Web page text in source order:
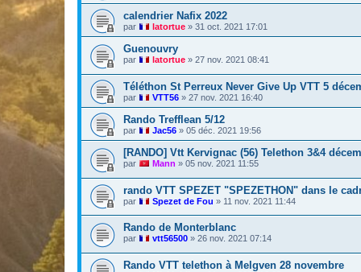
calendrier Nafix 2022
par latortue » 31 oct. 2021 17:01
Guenouvry
par latortue » 27 nov. 2021 08:41
Téléthon St Perreux Never Give Up VTT 5
par VTT56 » 27 nov. 2021 16:40
Rando Trefflean 5/12
par Jac56 » 05 déc. 2021 19:56
[RANDO] Vtt Kervignac (56) Telethon 3&4
par Mann » 05 nov. 2021 11:55
rando VTT SPEZET "SPEZETHON" dans le
par Spezet de Fou » 11 nov. 2021 11:44
Rando de Monterblanc
par vtt56500 » 26 nov. 2021 07:14
Rando VTT telethon à Melgven 28 novembre